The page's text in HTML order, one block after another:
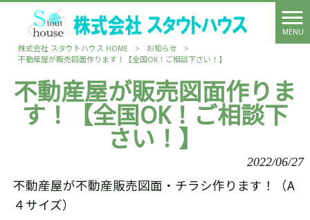
MENU
株式会社 スタウトハウス HOME
> お知らせ
>
不動産屋が販売図面作ります！【全国OK！ご相談下さい！】
不動産屋が販売図面作りま
す！【全国OK！ご相談下
さい！】
2022/06/27
不動産屋が不動産販売図面・チラシ作ります！（A
４サイズ）